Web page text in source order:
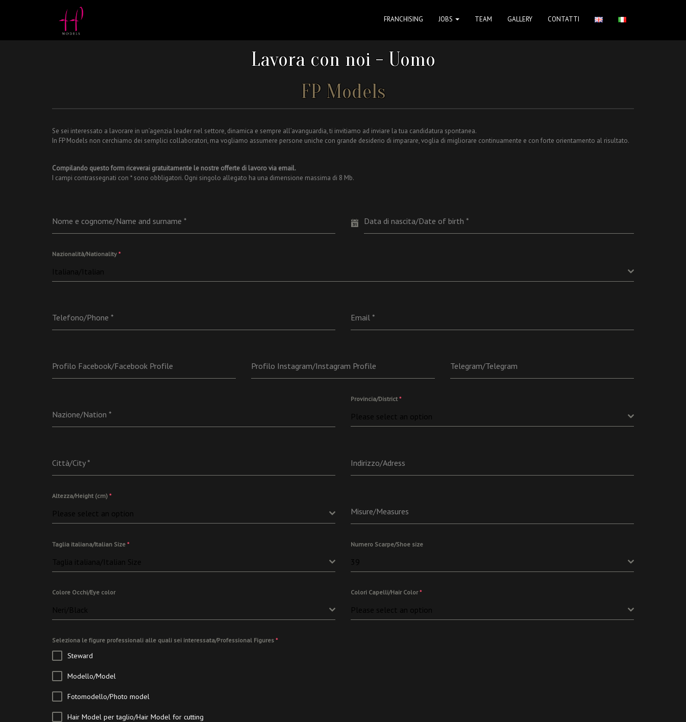
FRANCHISING JOBS TEAM GALLERY CONTATTI
Lavora con noi - Uomo
FP Models
Se sei interessato a lavorare in un’agenzia leader nel settore, dinamica e sempre all’avanguardia, ti invitiamo ad inviare la tua candidatura spontanea.
In FP Models non cerchiamo dei semplici collaboratori, ma vogliamo assumere persone uniche con grande desiderio di imparare, voglia di migliorare continuamente e con forte orientamento al risultato.
Compilando questo form riceverai gratuitamente le nostre offerte di lavoro via email.
I campi contrassegnati con * sono obbligatori. Ogni singolo allegato ha una dimensione massima di 8 Mb.
Nome e cognome/Name and surname * Data di nascita/Date of birth *
Nazionalità/Nationality *
Italiana/Italian
Telefono/Phone * Email *
Profilo Facebook/Facebook Profile Profilo Instagram/Instagram Profile Telegram/Telegram
Nazione/Nation *
Provincia/District *
Please select an option
Città/City* Indirizzo/Adress
Altezza/Height (cm) *
Please select an option Misure/Measures
Taglia italiana/Italian Size *
Taglia italiana/Italian Size
Numero Scarpe/Shoe size
39
Colore Occhi/Eye color
Neri/Black
Colori Capelli/Hair Color*
Please select an option
Seleziona le figure professionali alle quali sei interessata/Professional Figures *
Steward
Modello/Model
Fotomodello/Photo model
Hair Model per taglio/Hair Model for cutting